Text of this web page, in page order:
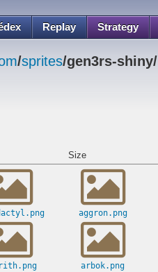
Replay Strategy
/sprites/gen3rs-shiny/
Size
aggron.png
arbok.png